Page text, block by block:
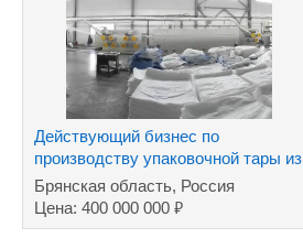
Действующий бизнес по
производству упаковочной тары из
полимеров
Брянская область, Россия
Цена: 400 000 000 ₽